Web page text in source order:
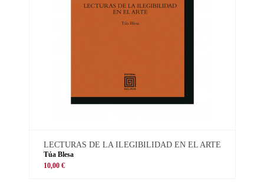
LECTURAS DE LA ILEGIBILIDAD EN EL ARTE
Túa Blesa
10,00 €